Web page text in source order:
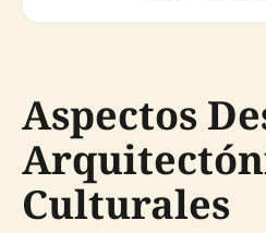
Aspectos
Culturales